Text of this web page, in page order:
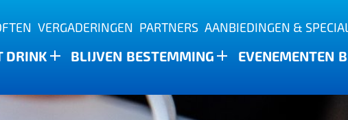
VERGADERINGEN PARTNERS AANBIEDINGEN &
DRINK BLIJVEN BESTEMMING EVENEMENTEN